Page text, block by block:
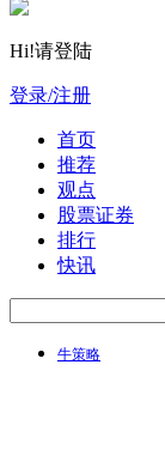
Hi!请登陆
登录/注册
首页
推荐
观点
股票证券
排行
快讯
牛策略